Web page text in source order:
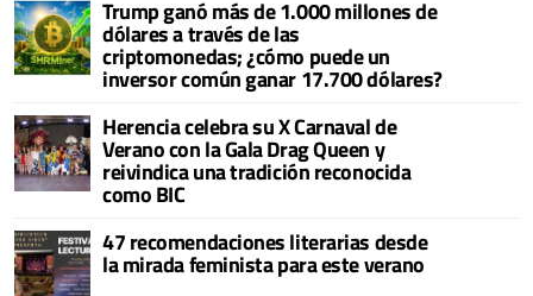
Trump ganó más de 1.000 millones de
dólares a través de las
criptomonedas; ¿cómo puede un
inversor común ganar 17.700 dólares?
Herencia celebra su X Carnaval de
Verano con la Gala Drag Queen y
reivindica una tradición reconocida
como BIC
47 recomendaciones literarias desde
la mirada feminista para este verano